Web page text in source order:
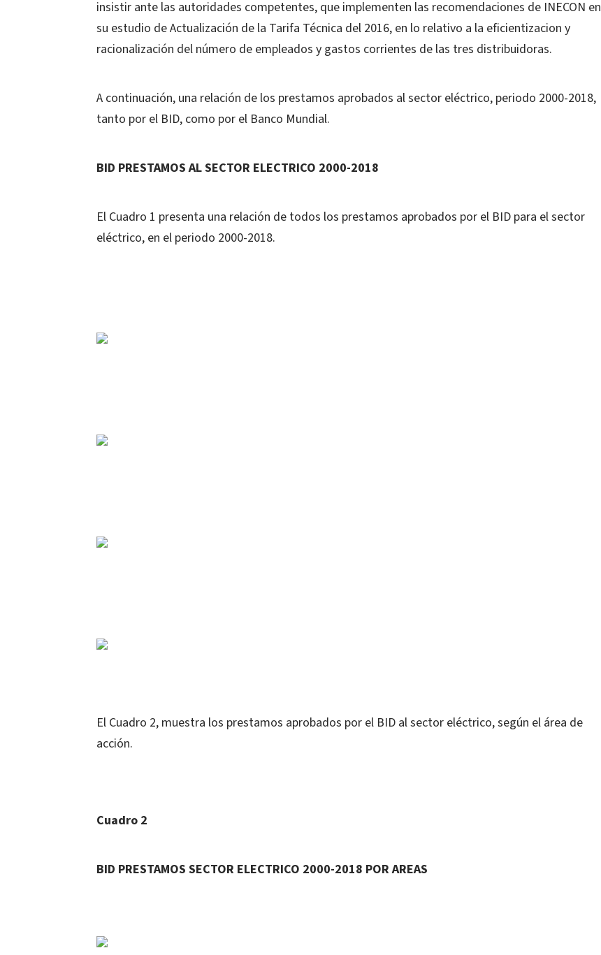
insistir ante las autoridades competentes, que implementen las recomendaciones de INECON en
su estudio de Actualización de la Tarifa Técnica del 2016, en lo relativo a la eficientizacion y
racionalización del número de empleados y gastos corrientes de las tres distribuidoras.
A continuación, una relación de los prestamos aprobados al sector eléctrico, periodo 2000-2018,
tanto por el BID, como por el Banco Mundial.
BID PRESTAMOS AL SECTOR ELECTRICO 2000-2018
El Cuadro 1 presenta una relación de todos los prestamos aprobados por el BID para el sector
eléctrico, en el periodo 2000-2018.
El Cuadro 2, muestra los prestamos aprobados por el BID al sector eléctrico, según el área de
acción.
Cuadro 2
BID PRESTAMOS SECTOR ELECTRICO 2000-2018 POR AREAS